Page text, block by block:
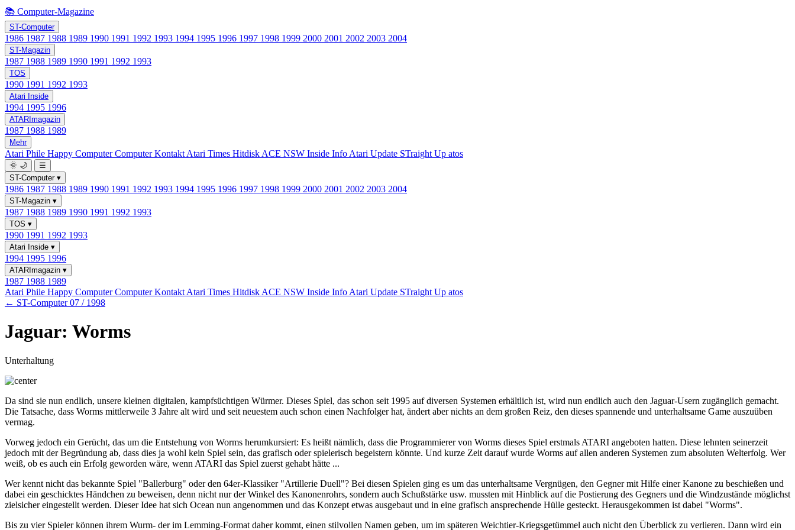
📚 Computer-Magazine
ST-Computer
1986 1987 1988 1989 1990 1991 1992 1993 1994 1995 1996 1997 1998 1999 2000 2001 2002 2003 2004
ST-Magazin
1987 1988 1989 1990 1991 1992 1993
TOS
1990 1991 1992 1993
Atari Inside
1994 1995 1996
ATARImagazin
1987 1988 1989
Mehr
Atari Phile Happy ComputerComputer Kontakt Atari Times Hitdisk ACE NSW Inside Info Atari Update STraight Up atos
🌞 🌙
☰
ST-Computer ▾
1986 1987 1988 1989 1990 1991 1992 1993 1994 1995 1996 1997 1998 1999 2000 2001 2002 2003 2004
ST-Magazin ▾
1987 1988 1989 1990 1991 1992 1993
TOS ▾
1990 1991 1992 1993
Atari Inside ▾
1994 1995 1996
ATARImagazin ▾
1987 1988 1989
Atari Phile Happy ComputerComputer Kontakt Atari Times Hitdisk ACE NSW Inside Info Atari Update STraight Up atos
← ST-Computer 07 / 1998
Jaguar: Worms
Unterhaltung
Da sind sie nun endlich, unsere kleinen digitalen, kampfsüchtigen Würmer. Dieses Spiel, das schon seit 1995 auf diversen Systemen erhältlich ist, wird nun endlich auch den Jaguar-Usern zugänglich gemacht.
Die Tatsache, dass Worms mittlerweile 3 Jahre alt wird und seit neuestem auch schon einen Nachfolger hat, ändert aber nichts an dem großen Reiz, den dieses spannende und unterhaltsame Game auszuüben
vermag.
Vorweg jedoch ein Gerücht, das um die Entstehung von Worms herumkursiert: Es heißt nämlich, dass die Programmierer von Worms dieses Spiel erstmals ATARI angeboten hatten. Diese lehnten seinerzeit
jedoch mit der Begründung ab, dass dies ja wohl kein Spiel sein, das grafisch oder spielerisch begeistern könnte. Und kurze Zeit darauf wurde Worms auf allen anderen Systemen zum absoluten Welterfolg. Wer
weiß, ob es auch ein Erfolg geworden wäre, wenn ATARI das Spiel zuerst gehabt hätte ...
Wer kennt nicht das bekannte Spiel "Ballerburg" oder den 64er-Klassiker "Artillerie Duell"? Bei diesen Spielen ging es um das unterhaltsame Vergnügen, den Gegner mit Hilfe einer Kanone zu beschießen und
dabei ein geschicktes Händchen zu beweisen, denn nicht nur der Winkel des Kanonenrohrs, sondern auch Schußstärke usw. mussten mit Hinblick auf die Postierung des Gegners und die Windzustände möglichst
zielsicher eingestellt werden. Dieser Idee hat sich Ocean nun angenommen und das Konzept etwas ausgebaut und in eine grafisch ansprechende Hülle gesteckt. Herausgekommen ist dabei "Worms".
Bis zu vier Spieler können ihrem Wurm- der im Lemming-Format daher kommt, einen stilvollen Namen geben, um im späteren Weichtier-Kriegsgetümmel auch nicht den Überblick zu verlieren. Dann wird ein